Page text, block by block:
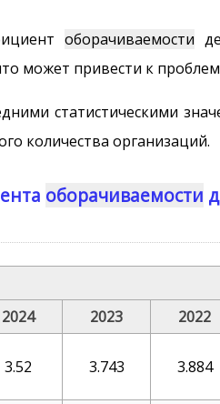
оборачиваемости
может привести к
статистическими
количества организаций.
оборачиваемости
2024
2023 2022
3.52 3.743 3.884